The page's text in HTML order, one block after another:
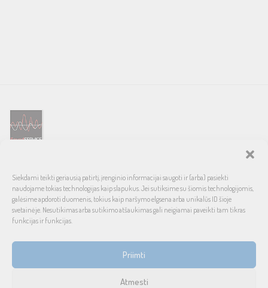
Siekdami teikti geriausią patirtį, įrenginio informacijai saugoti ir (arba) pasiekti
naudojame tokias technologijas kaip slapukus. Jei sutiksime su šiomis technologijomis,
galėsime apdoroti duomenis, tokius kaip naršymo elgsena arba unikalūs ID šioje
svetainėje. Nesutikimas arba sutikimo atšaukimas gali neigiamai paveikti tam tikras
funkcijas ir funkcijas.
Priimti
Atmesti
pasaulinio garso, laiko patikrintais namų bei automobilinės garso
aparatūros ženklais. Galimybė pirkti išsimokėtinai, garantuotas optimalus
kainos ir kokybės santykis.
INFORMACIJA
Prekių pristatymas ir grąžinimas